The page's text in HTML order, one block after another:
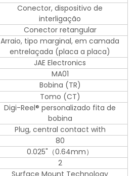
Conector, dispositivo de
interligação
Conector retangular
Arraio, tipo marginal, em camada
entrelaçada (placa a placa)
JAE Electronics
MA01
Bobina (TR)
Tomo (CT)
Digi-Reel® personalizado fita de
bobina
Plug, central contact with
80
0.025"（0.64mm）
2